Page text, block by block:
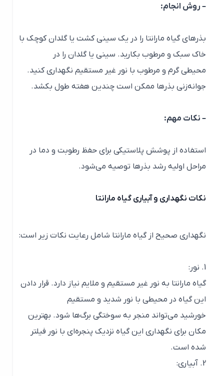
– روش انجام:
بذرهای گیاه مارانتا را در یک سینی کشت یا گلدان کوچک با
خاک سبک و مرطوب بکارید. سینی یا گلدان را در
محیطی گرم و مرطوب با نور غیر مستقیم نگهداری کنید.
جوانه‌زنی بذرها ممکن است چندین هفته طول بکشد.
– نکات مهم:
استفاده از پوشش پلاستیکی برای حفظ رطوبت و دما در
مراحل اولیه رشد بذرها توصیه می‌شود.
نکات نگهداری و آبیاری گیاه مارانتا
نگهداری صحیح از گیاه مارانتا شامل رعایت نکات زیر است:
گیاه مارانتا به نور غیر مستقیم و ملایم نیاز دارد. قرار دادن
این گیاه در محیطی با نور شدید و مستقیم
خورشید می‌تواند منجر به سوختگی برگ‌ها شود. بهترین
مکان برای نگهداری این گیاه نزدیک پنجره‌ای با نور فیلتر
شده است.